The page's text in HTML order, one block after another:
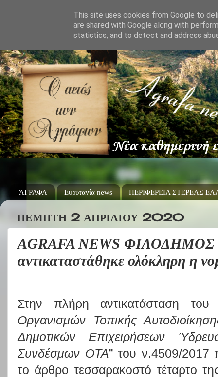
ΆΓΡΑΦΑ Ευρυτανία news ΠΕΡΙΦΕΡΕΙΑ ΣΤΕΡΕΑΣ
ΠΈΜΠΤΗ 2 ΑΠΡΙΛΊΟΥ 2020
AGRAFA NEWS
αντικαταστάθηκε ολόκληρη η
Στην πλήρη αντικατάσταση
Οργανισμών Τοπικής
Δημοτικών Επιχειρήσεων
Συνδέσμων ΟΤΑ” του ν.4509/
το άρθρο τεσσαρακοστό τέταρτο
This site uses cookies from Google to
are shared with Google along with
statistics, and to detect and address